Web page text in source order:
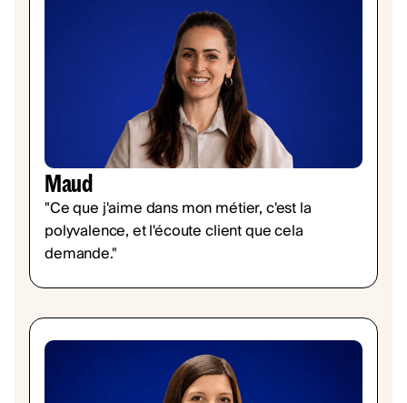
Maud
"Ce que j'aime dans mon métier, c'est la
polyvalence, et l'écoute client que cela
demande."